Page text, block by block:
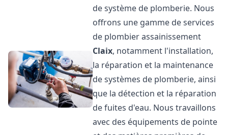
de système de plomberie. Nous
offrons une gamme de services
de plombier assainissement
Claix, notamment l'installation,
la réparation et la maintenance
de systèmes de plomberie, ainsi
que la détection et la réparation
de fuites d'eau. Nous travaillons
avec des équipements de pointe